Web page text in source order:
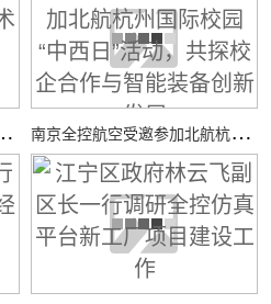
全与适航技术研讨会 南
京全控航空受邀参加北航杭州国际校园“中西日”活动，共探校企合作与智能装备创新发展